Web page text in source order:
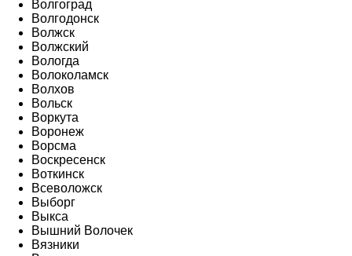
Волгоград
Волгодонск
Волжск
Волжский
Вологда
Волоколамск
Волхов
Вольск
Воркута
Воронеж
Ворсма
Воскресенск
Воткинск
Всеволожск
Выборг
Выкса
Вышний Волочек
Вязники